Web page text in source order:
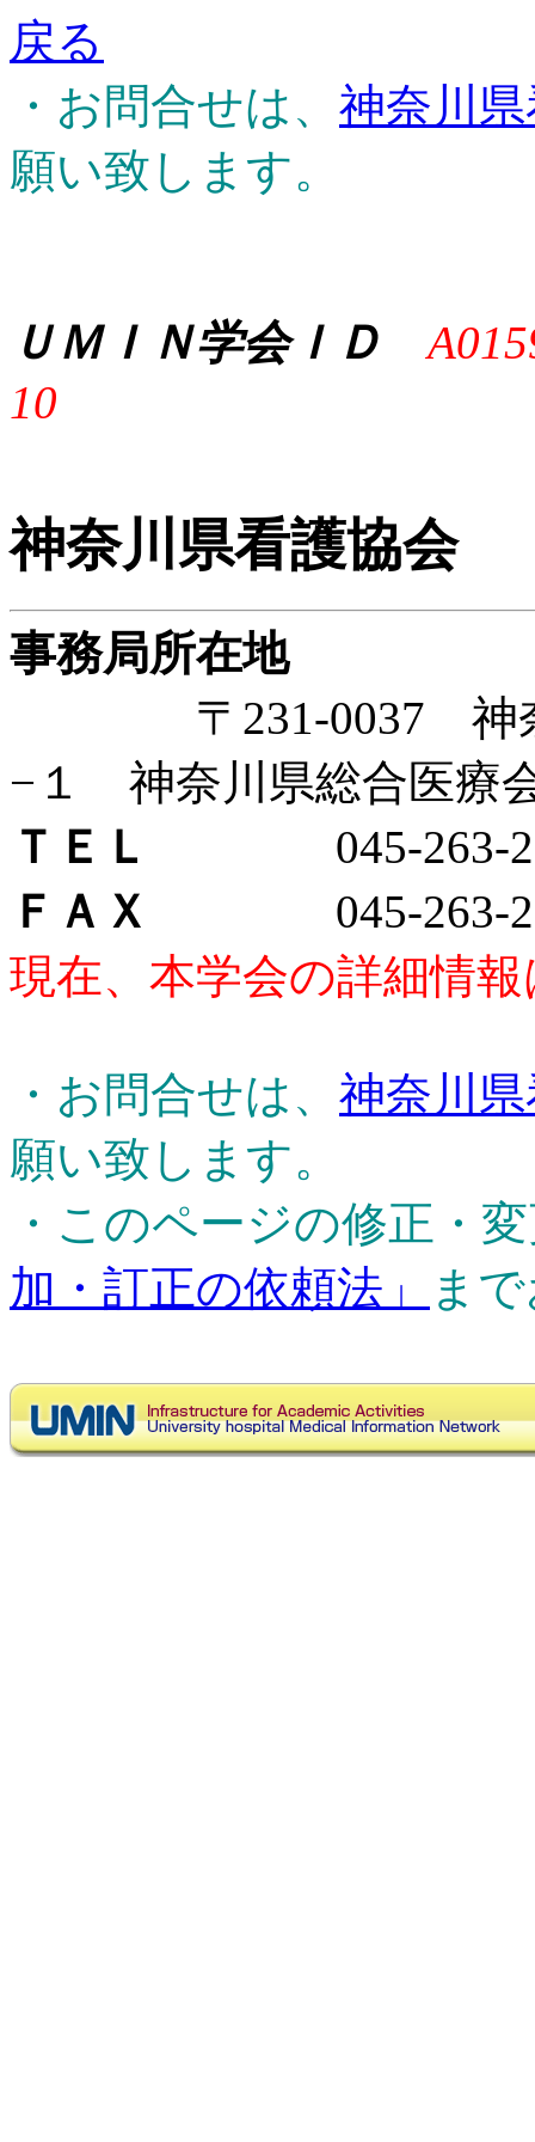
戻る
・お問合せは、 神奈川
願い致します。
ＵＭＩＮ学会ＩＤ
10
神奈川県看護協会
事務局所在地
〒231-0037 神奈川
−１ 神奈川県総合医療
ＴＥＬ
045-263-
ＦＡＸ
045-263-
現在、本学会の詳細情
・お問合せは、 神奈川
願い致します。
・このページの修正・
加・訂正の依頼法」
ま